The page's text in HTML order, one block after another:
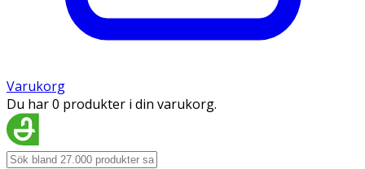
Varukorg
Du har 0 produkter i din varukorg.